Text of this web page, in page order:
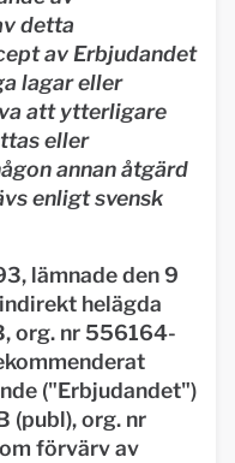
detta
av Erbjudandet
lagar eller
att ytterligare
eller
annan åtgärd
enligt svensk
lämnade den 9
helägda
org. nr 556164-
("Erbjudandet")
(publ), org. nr
förvärv av